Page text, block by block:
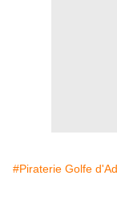
#Piraterie Golfe